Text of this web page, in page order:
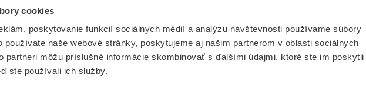
cookies
poskytovanie funkcií sociálnych médií a analýzu návštevnosti používame súbory
používate naše webové stránky, poskytujeme aj našim partnerom v oblasti sociálnych
partneri môžu príslušné informácie skombinovať s ďalšími údajmi, ktoré ste im poskytli
ste používali ich služby.